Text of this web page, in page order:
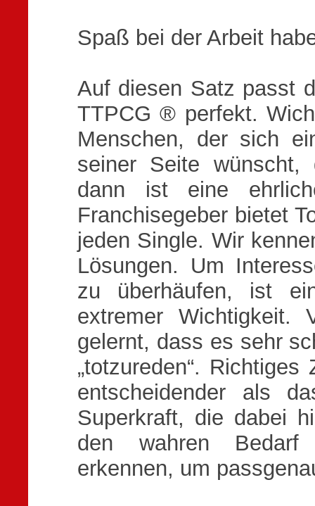
Spaß bei der Arbeit
Auf diesen Satz passt
TTPCG ® perfekt.
Menschen, der sich
seiner Seite
dann ist eine
Franchisegeber bietet
jeden Single. Wir
Lösungen. Um
zu überhäufen, ist
extremer Wichtigkeit.
gelernt, dass es sehr
„totzureden“.
entscheidender als
Superkraft, die dabei
den wahren Bedarf
erkennen, um